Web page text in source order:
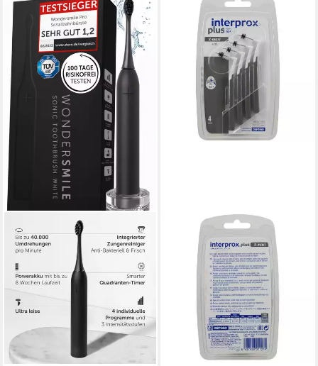
INTERPROX
Interdentalbürsten plus x-
maxi conical grau
Interdentalbür. 4 St PZN
19262955
(2,42 €/ 1 Stk)
lieferbar - in 3-4 Werktagen bei dir